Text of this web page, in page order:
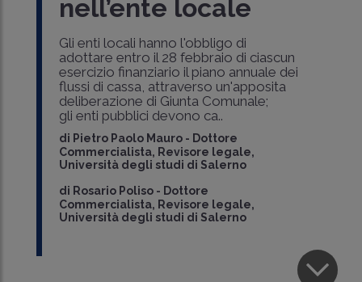
nell’ente locale
Gli enti locali hanno l'obbligo di
adottare entro il 28 febbraio di ciascun
esercizio finanziario il piano annuale dei
flussi di cassa, attraverso un'apposita
deliberazione di Giunta Comunale;
gli enti pubblici devono ca..
di Pietro Paolo Mauro - Dottore
Commercialista, Revisore legale,
Università degli studi di Salerno
di Rosario Poliso - Dottore
Commercialista, Revisore legale,
Università degli studi di Salerno